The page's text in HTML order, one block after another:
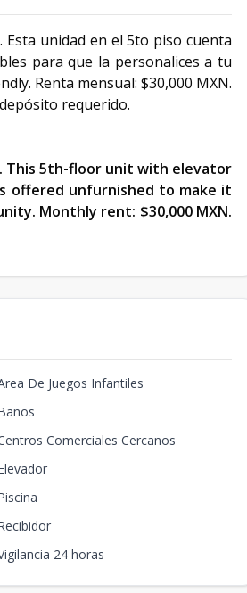
Esta unidad en el 5to piso cuenta
para que la personalices a tu
Renta mensual: $30,000 MXN.
requerido.
This 5th-floor unit with elevator
offered unfurnished to make it
Monthly rent: $30,000 MXN.
De Juegos Infantiles
Comerciales Cercanos
24 horas